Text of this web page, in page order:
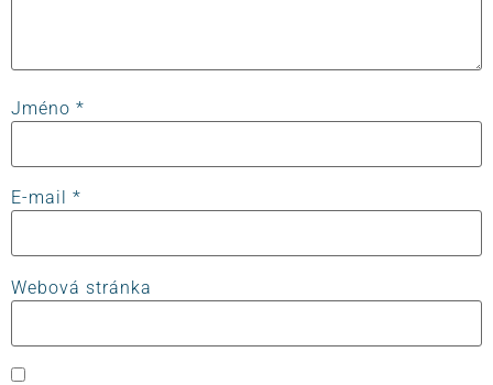
Jméno *
E-mail *
Webová stránka